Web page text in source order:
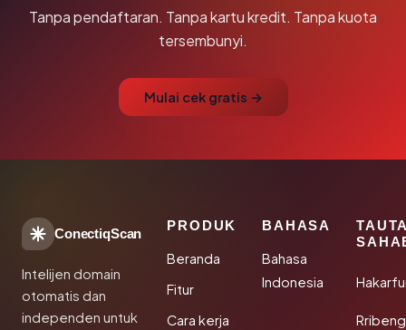
Tanpa pendaftaran. Tanpa kartu kredit. Tanpa kuota
tersembunyi.
Mulai cek gratis →
ConectiqScan
Intelijen domain
otomatis dan
independen untuk
PRODUK
Beranda
Fitur
Cara kerja
BAHASA
Bahasa
Indonesia